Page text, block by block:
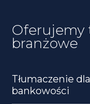
Oferujemy
branżowe
Tłumaczenie
bankowości